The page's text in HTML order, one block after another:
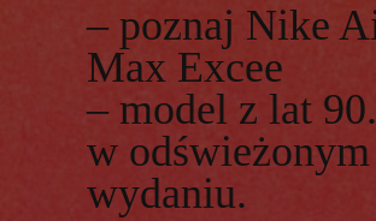
– poznaj Nike
Max Excee
– model z lat 90.
w odświeżonym
wydaniu.